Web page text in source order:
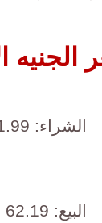
الجنيه
الشراء: 61.99 جنيه
البيع: 62.19 جنيه